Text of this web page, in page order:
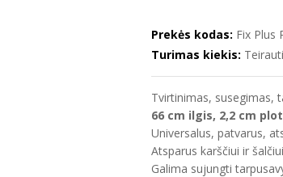
Prekės kodas: Fix Plus
Turimas kiekis:
Tvirtinimas, susegimas,
66 cm ilgis, 2,2 cm
Universalus, patvarus,
Atsparus karščiui ir
Galima sujungti